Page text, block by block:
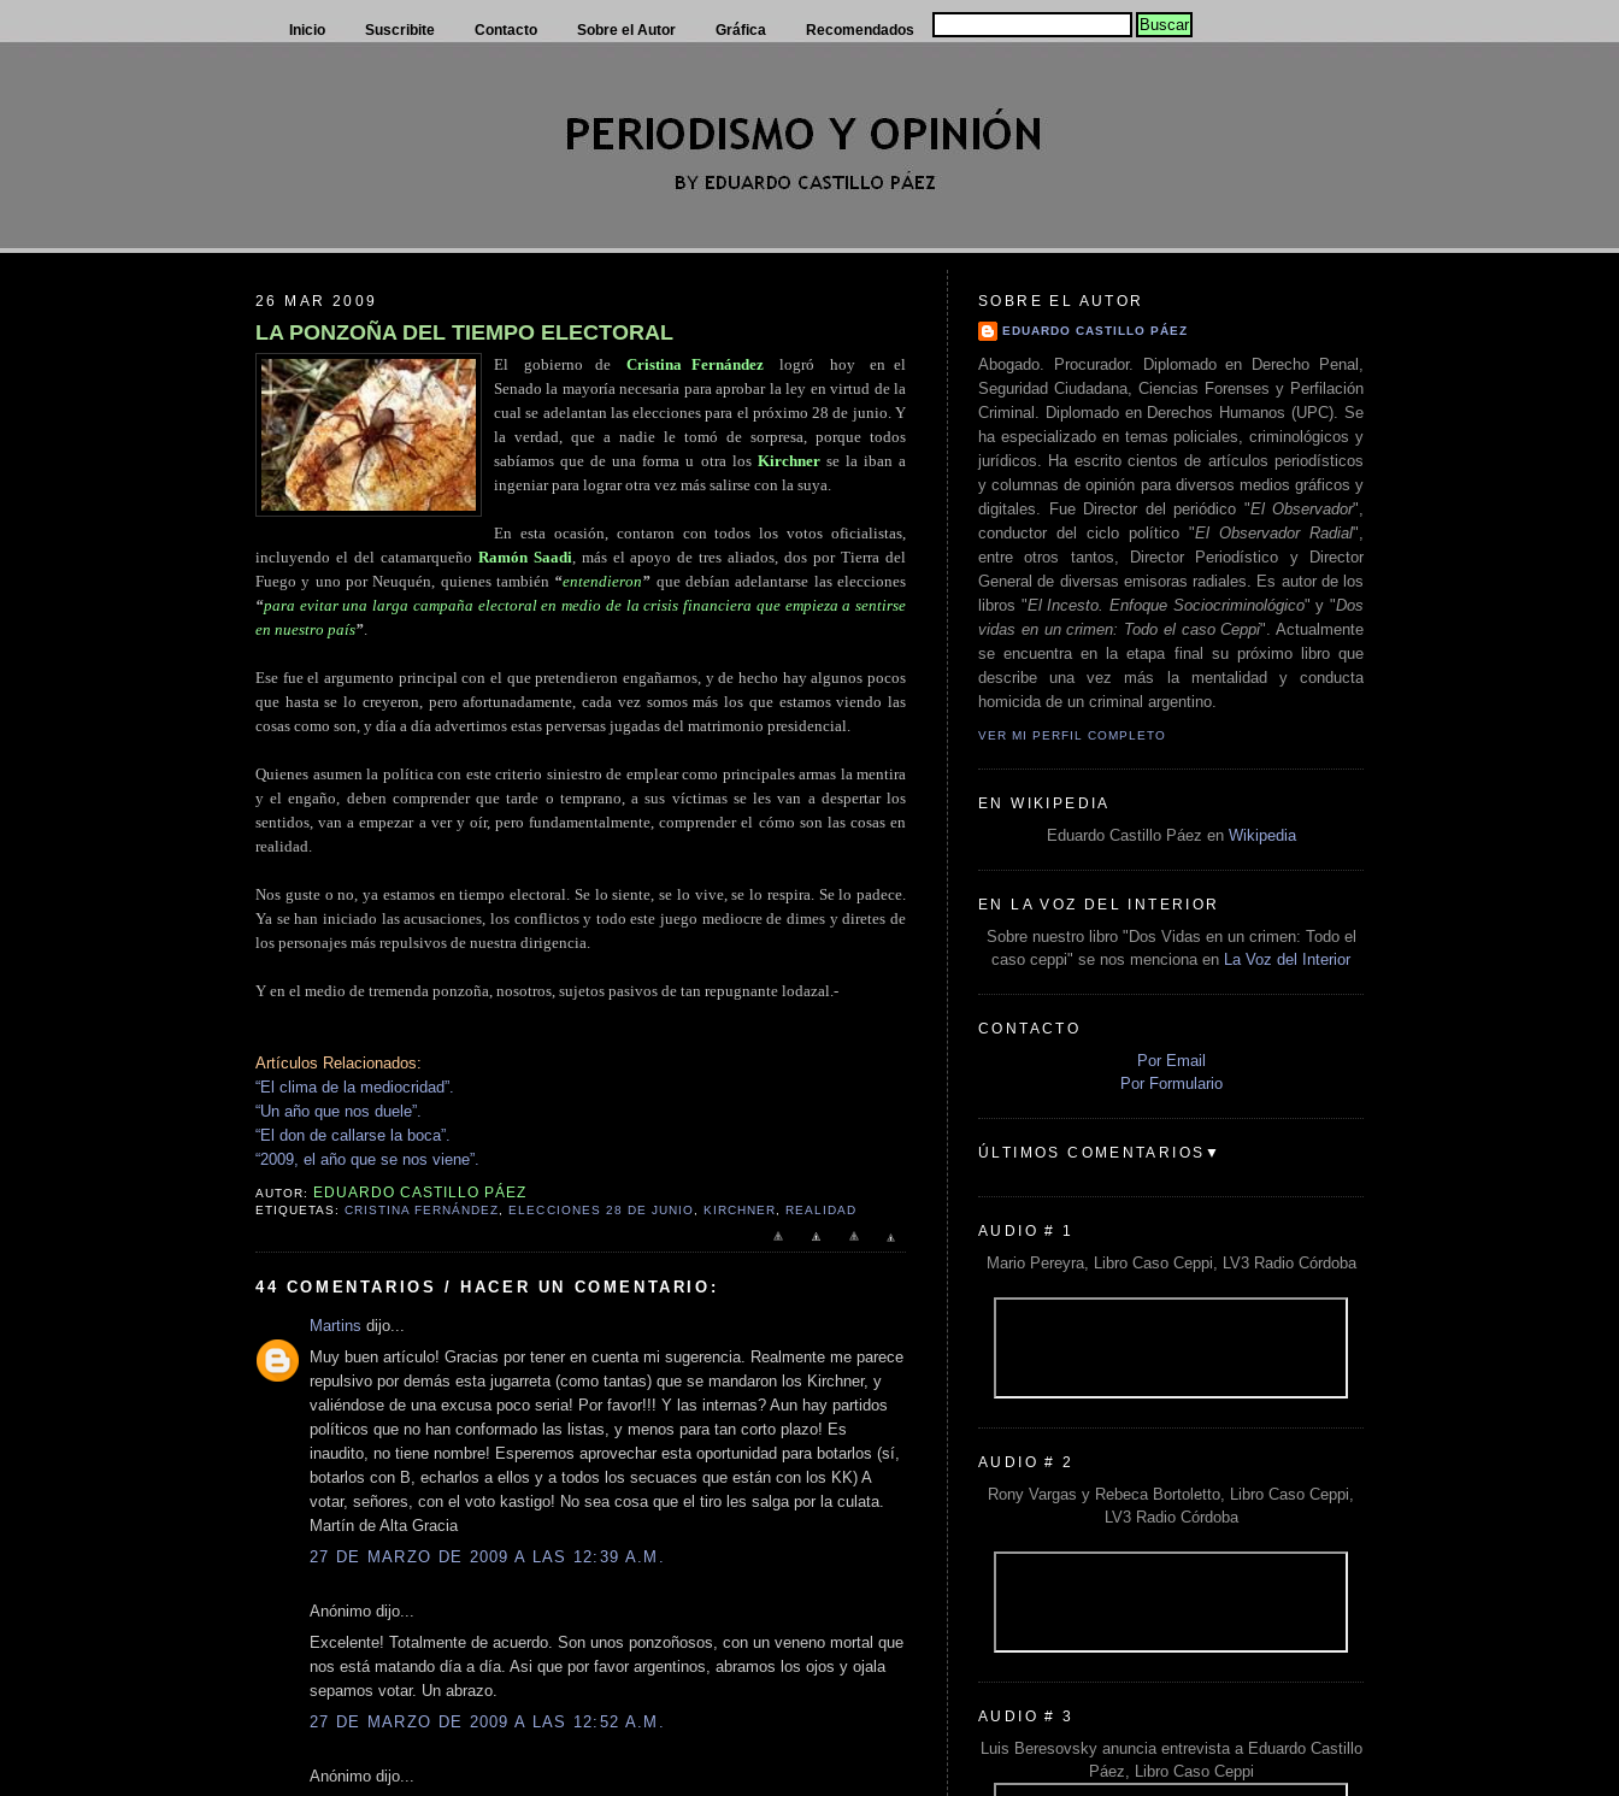
Inicio Suscribite Contacto Sobre el Autor Gráfica Recomendados
26 MAR 2009
LA PONZOÑA DEL TIEMPO ELECTORAL
El gobierno de Cristina Fernández logró hoy..
en el
Senado la mayoría necesaria para aprobar la ley en virtud de la
cual se adelantan las elecciones para el próximo 28 de junio. Y
la verdad, que a nadie le tomó de sorpresa, porque todos
sabíamos que de una forma u otra los Kirchnerse la iban a
ingeniar para lograr otra vez más salirse con la suya.
En esta ocasión, contaron con todos los votos oficialistas,
incluyendo el del catamarqueño Ramón Saadi, más el apoyo de tres aliados, dos por Tierra del
Fuego y uno por Neuquén, quienes también “entendieron” que debían adelantarse las elecciones
“para evitar una larga campaña electoral en medio de la crisis financiera que empieza a sentirse
en nuestro país”.
Ese fue el argumento principal con el que pretendieron engañarnos, y de hecho hay algunos pocos
que hasta se lo creyeron, pero afortunadamente, cada vez somos más los que estamos viendo las
cosas como son, y día a día advertimos estas perversas jugadas del matrimonio presidencial.
Quienes asumen la política con este criterio siniestro de emplear como principales armas la mentira
y el engaño, deben comprender que tarde o temprano, a sus víctimas se les van a despertar los
sentidos, van a empezar a ver y oír, pero fundamentalmente, comprender el cómo son las cosas en
realidad.
Nos guste o no, ya estamos en tiempo electoral. Se lo siente, se lo vive, se lo respira. Se lo padece.
Ya se han iniciado las acusaciones, los conflictos y todo este juego mediocre de dimes y diretes de
los personajes más repulsivos de nuestra dirigencia.
Y en el medio de tremenda ponzoña, nosotros, sujetos pasivos de tan repugnante lodazal.-
Artículos Relacionados:
“El clima de la mediocridad”.
“Un año que nos duele”.
“El don de callarse la boca”.
“2009, el año que se nos viene”.
AUTOR: EDUARDO CASTILLO PÁEZ
ETIQUETAS:CRISTINA FERNÁNDEZ ,ELECCIONES 28 DE JUNIO KIRCHNER REALIDAD
44 COMENTARIOS / HACER UN COMENTARIO:
Martins dijo...
Muy buen artículo! Gracias por tener en cuenta mi sugerencia. Realmente me parece
repulsivo por demás esta jugarreta (como tantas) que se mandaron los Kirchner, y
valiéndose de una excusa poco seria! Por favor!!! Y las internas? Aun hay partidos
políticos que no han conformado las listas, y menos para tan corto plazo! Es
inaudito, no tiene nombre! Esperemos aprovechar esta oportunidad para botarlos (sí,
botarlos con B, echarlos a ellos y a todos los secuaces que están con los KK) A
votar, señores, con el voto kastigo! No sea cosa que el tiro les salga por la culata.
Martín de Alta Gracia
27 DE MARZO DE 2009 A LAS 12:39 A.M.
Anónimo dijo...
Excelente! Totalmente de acuerdo. Son unos ponzoñosos, con un veneno mortal que
nos está matando día a día. Asi que por favor argentinos, abramos los ojos y ojala
sepamos votar. Un abrazo.
27 DE MARZO DE 2009 A LAS 12:52 A.M.
Anónimo dijo...
SOBRE EL AUTOR
EDUARDO CASTILLO PÁEZ
Abogado. Procurador. Diplomado en Derecho Penal,
Seguridad Ciudadana, Ciencias Forenses y Perfilación
Criminal. Diplomado en Derechos Humanos (UPC). Se
ha especializado en temas policiales, criminológicos y
jurídicos. Ha escrito cientos de artículos periodísticos
y columnas de opinión para diversos medios gráficos y
digitales. Fue Director del periódico "El Observador",
conductor del ciclo político "El Observador Radial",
entre otros tantos, Director Periodístico y Director
General de diversas emisoras radiales. Es autor de los
libros "El Incesto. Enfoque Sociocriminológico" y "Dos
vidas en un crimen: Todo el caso Ceppi". Actualmente
se encuentra en la etapa final su próximo libro que
describe una vez más la mentalidad y conducta
homicida de un criminal argentino.
VER MI PERFIL COMPLETO
EN WIKIPEDIA
Eduardo Castillo Páez en Wikipedia
EN LA VOZ DEL INTERIOR
Sobre nuestro libro "Dos Vidas en un crimen: Todo el
caso ceppi" se nos menciona en
La Voz del Interior
CONTACTO
Por Email
Por Formulario
ÚLTIMOS COMENTARIOS▼
AUDIO # 1
Mario Pereyra, Libro Caso Ceppi, LV3 Radio Córdoba
AUDIO # 2
Rony Vargas y Rebeca Bortoletto, Libro Caso Ceppi,
LV3 Radio Córdoba
AUDIO # 3
Luis Beresovsky anuncia entrevista a Eduardo Castillo
Páez, Libro Caso Ceppi